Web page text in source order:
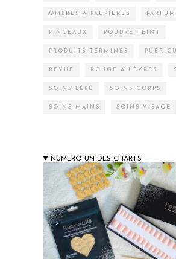
OMBRES À PAUPIÈRES
PINCEAUX POUDRE TEINT
PRODUITS TERMINÉS
REVUE ROUGE À LÈVRES
SOINS BÉBÉ SOINS CORPS
SOINS MAINS SOINS VISAGE
NUMERO UN DES CHARTS